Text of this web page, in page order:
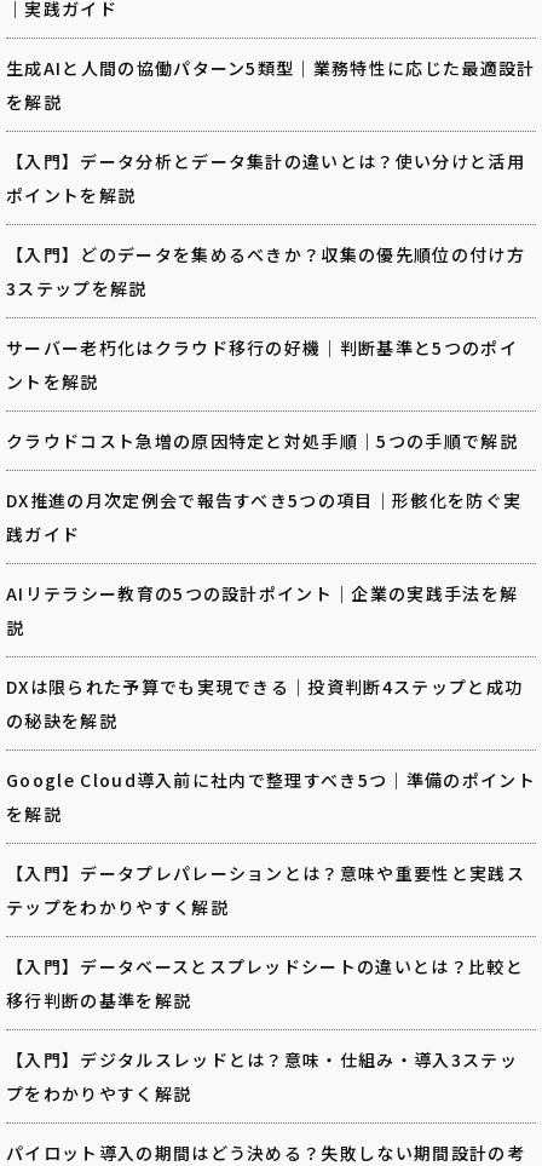
｜実践ガイド
生成AIと人間の協働パターン5類型｜業務特性に応じた最適設計
を解説
【入門】データ分析とデータ集計の違いとは？使い分けと活用
ポイントを解説
【入門】どのデータを集めるべきか？収集の優先順位の付け方
3ステップを解説
サーバー老朽化はクラウド移行の好機｜判断基準と5つのポイ
ントを解説
クラウドコスト急増の原因特定と対処手順｜5つの手順で解説
DX推進の月次定例会で報告すべき5つの項目｜形骸化を防ぐ実
践ガイド
AIリテラシー教育の5つの設計ポイント｜企業の実践手法を解
説
DXは限られた予算でも実現できる｜投資判断4ステップと成功
の秘訣を解説
Google Cloud導入前に社内で整理すべき5つ｜準備のポイント
を解説
【入門】データプレパレーションとは？意味や重要性と実践ス
テップをわかりやすく解説
【入門】データベースとスプレッドシートの違いとは？比較と
移行判断の基準を解説
【入門】デジタルスレッドとは？意味・仕組み・導入3ステッ
プをわかりやすく解説
パイロット導入の期間はどう決める？失敗しない期間設計の考